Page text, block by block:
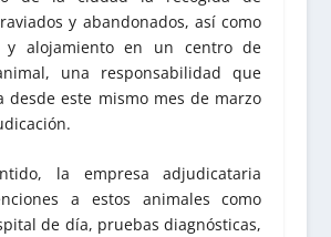
y abandonados, así como
y alojamiento en un centro de
una responsabilidad que
desde este mismo mes de marzo
la empresa adjudicataria
a estos animales como
de día, pruebas diagnósticas,